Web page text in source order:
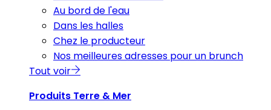
Au bord de l'eau
Dans les halles
Chez le producteur
Nos meilleures adresses pour un brunch
Tout voir
Produits Terre & Mer